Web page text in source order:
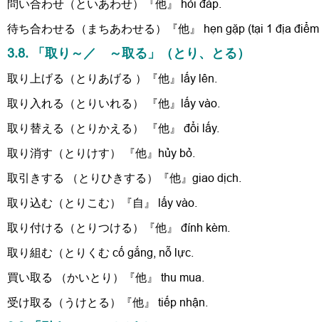
問い合わせ（といあわせ）『他』 hỏi đáp.
待ち合わせる（まちあわせる）『他』 hẹn gặp (tại 1 địa
3.8. 「取り～／ ～取る」（とり、とる）
取り上げる（とりあげる ）『他』lấy lên.
取り入れる（とりいれる） 『他』lấy vào.
取り替える（とりかえる） 『他』 đổi lấy.
取り消す（とりけす） 『他』hủy bỏ.
取引きする （とりひきする）『他』giao dịch.
取り込む（とりこむ）『自』 lấy vào.
取り付ける（とりつける）『他』 đính kèm.
取り組む（とりくむ cố gắng, nỗ lực.
買い取る （かいとり）『他』 thu mua.
受け取る（うけとる）『他』 tiếp nhận.